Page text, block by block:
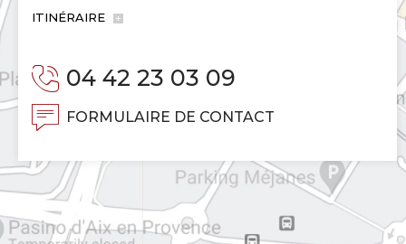
ITINÉRAIRE
04 42 23 03 09
FORMULAIRE DE CONTACT